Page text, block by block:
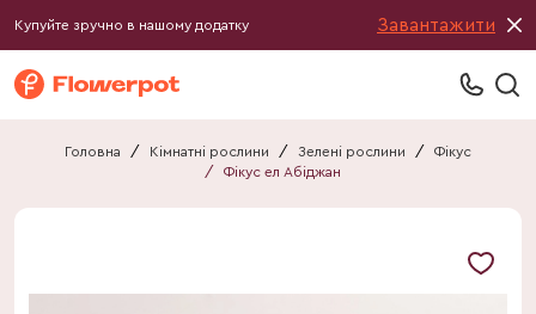
Купуйте зручно в нашому додатку Завантажити
Головна / Кімнатні рослини / Зелені рослини /
Фікус
/
Фікус ел Абіджан